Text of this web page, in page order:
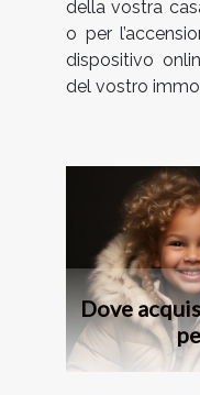
della vostra
o per
dispositivo
del vostro
Dove